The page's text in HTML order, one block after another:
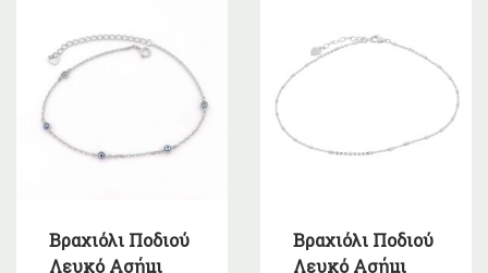
Βραχιόλι Ποδιού
Λευκό Ασήμι
Βραχιόλι Ποδιού
Λευκό Ασήμι